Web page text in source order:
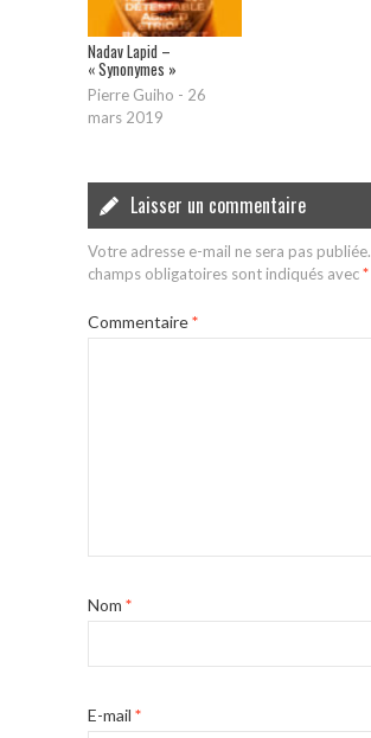
Nadav Lapid –
« Synonymes »
Pierre Guiho - 26
mars 2019
Laisser un commentaire
Votre adresse e-mail ne sera pas publiée.
champs obligatoires sont indiqués avec*
Commentaire*
Nom *
E-mail *